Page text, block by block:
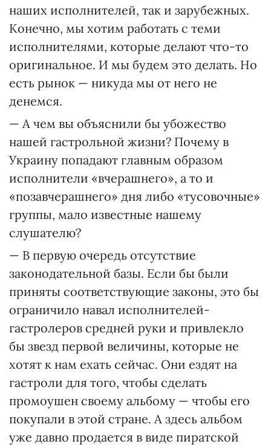
наших исполнителей, так и зарубежных.
Конечно, мы хотим работать с теми
исполнителями, которые делают что-то
оригинальное. И мы будем это делать. Но
есть рынок — никуда мы от него не
денемся.
— А чем вы объяснили бы убожество
нашей гастрольной жизни? Почему в
Украину попадают главным образом
исполнители «вчерашнего», а то и
«позавчерашнего» дня либо «тусовочные»
группы, мало известные нашему
слушателю?
— В первую очередь отсутствие
законодательной базы. Если бы были
приняты соответствующие законы, это бы
ограничило навал исполнителей-
гастролеров средней руки и привлекло
бы звезд первой величины, которые не
хотят к нам ехать сейчас. Они ездят на
гастроли для того, чтобы сделать
промоушен своему альбому — чтобы его
покупали в этой стране. А здесь альбом
уже давно продается в виде пиратской